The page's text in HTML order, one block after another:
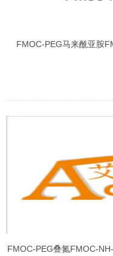
FMOC-PEG马来酰亚胺
FMOC-PEG叠氮FMOC-